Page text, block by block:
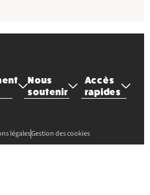
Nous
soutenir
Accès
rapides
légalesGestion des cookies